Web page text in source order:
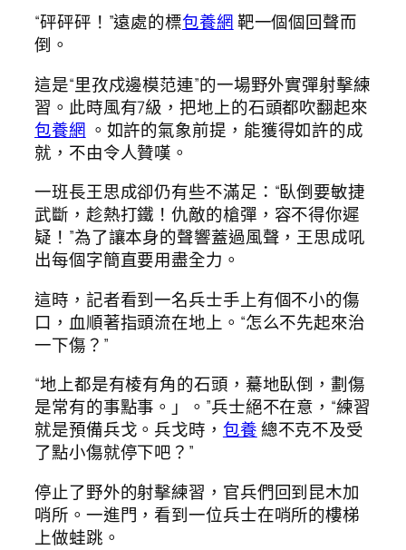
“砰砰砰！”遠處的標包養網靶一個個回聲而
倒。
這是“里孜戍邊模范連”的一場野外實彈射擊練
習。此時風有7級，把地上的石頭都吹翻起來
包養網 。如許的氣象前提，能獲得如許的成
就，不由令人贊嘆。
一班長王思成卻仍有些不滿足：“臥倒要敏捷
武斷，趁熱打鐵！仇敵的槍彈，容不得你遲
疑！”為了讓本身的聲響蓋過風聲，王思成吼
出每個字簡直要用盡全力。
這時，記者看到一名兵士手上有個不小的傷
口，血順著指頭流在地上。“怎么不先起來治
一下傷？”
“地上都是有棱有角的石頭，驀地臥倒，劃傷
是常有的事點事。」。”兵士絕不在意，“練習
就是預備兵戈。兵戈時， 包養總不克不及受
了點小傷就停下吧？”
停止了野外的射擊練習，官兵們回到昆木加
哨所。一進門，看到一位兵士在哨所的樓梯
上做蛙跳。